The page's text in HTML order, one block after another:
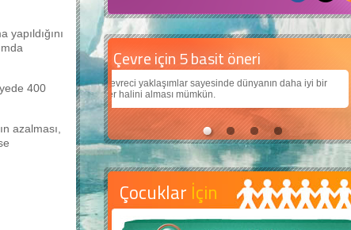
400
azalması,
Çevre için 5 basit öneri
dünyanın daha iyi bir
Daha iyi bir dünya için yapay zekâ
Çocuklarımıza daha güzel bir dünya bırakabilmek için
teknolojiden nasıl yararlanırız?
Çocuklar İçin